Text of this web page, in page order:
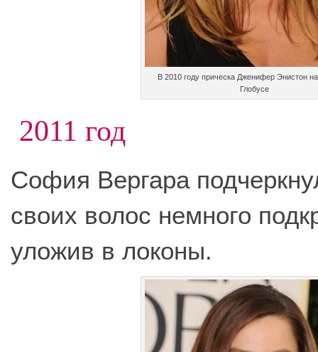
В 2010 году прическа Дженифер Энистон
Глобусе
2011 год
София Вергара
своих волос немного
уложив в локоны.